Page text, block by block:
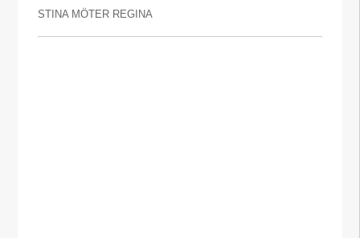
STINA MÖTER REGINA